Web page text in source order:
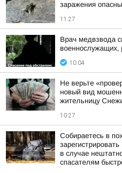
заражения
11:27
Врач медвзвода
военнослужащих,
10:04
Не верьте
новый вид
жительницу
10:27
Собираетесь в
в случае
спасателям